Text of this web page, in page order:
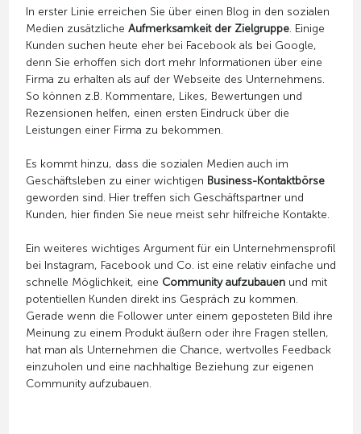
In erster Linie erreichen Sie über einen Blog in den sozialen
Medien zusätzliche Aufmerksamkeit der Zielgruppe. Einige
Kunden suchen heute eher bei Facebook als bei Google,
denn Sie erhoffen sich dort mehr Informationen über eine
Firma zu erhalten als auf der Webseite des Unternehmens.
So können z.B. Kommentare, Likes, Bewertungen und
Rezensionen helfen, einen ersten Eindruck über die
Leistungen einer Firma zu bekommen.
Es kommt hinzu, dass die sozialen Medien auch im
Geschäftsleben zu einer wichtigen Business-Kontaktbörse
geworden sind. Hier treffen sich Geschäftspartner und
Kunden, hier finden Sie neue meist sehr hilfreiche Kontakte.
Ein weiteres wichtiges Argument für ein Unternehmensprofil
bei Instagram, Facebook und Co. ist eine relativ einfache und
schnelle Möglichkeit, eine Community aufzubauenund mit
potentiellen Kunden direkt ins Gespräch zu kommen.
Gerade wenn die Follower unter einem geposteten Bild ihre
Meinung zu einem Produkt äußern oder ihre Fragen stellen,
hat man als Unternehmen die Chance, wertvolles Feedback
einzuholen und eine nachhaltige Beziehung zur eigenen
Community aufzubauen.